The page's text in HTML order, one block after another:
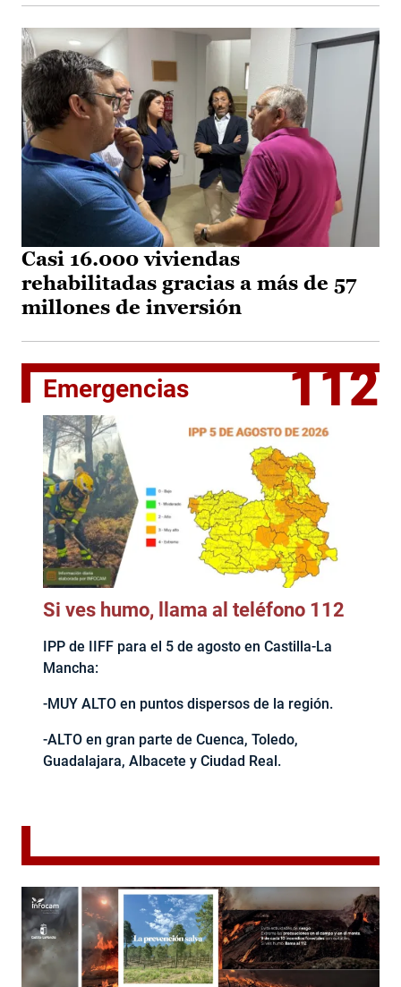
Casi 16.000 viviendas
rehabilitadas gracias a más de 57
millones de inversión
Emergencias 112
Si ves humo, llama al teléfono 112
IPP de IIFF para el 5 de agosto en Castilla-La
Mancha:
-MUY ALTO en puntos dispersos de la región.
-ALTO en gran parte de Cuenca, Toledo,
Guadalajara, Albacete y Ciudad Real.